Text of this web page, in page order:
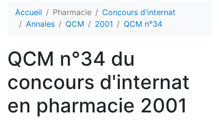
Accueil Pharmacie
Concours d'internat
Annales
QCM 2001 QCM n°34
QCM n°34 du
concours d'internat
en pharmacie 2001